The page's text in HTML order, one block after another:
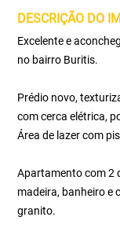
DESCRIÇÃO DO
Excelente e
no bairro Buritis.
Prédio novo,
com cerca elétrica,
Área de lazer com
Apartamento com 2
madeira, banheiro e
granito.